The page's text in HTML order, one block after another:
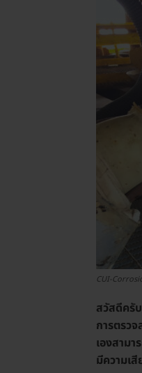
CUI-
สวัสดีครั
การตรว
เองสามา
มีความเ